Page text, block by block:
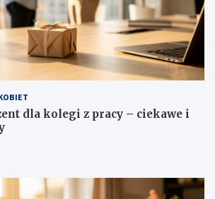
dla kolegi z pracy – ciekawe i